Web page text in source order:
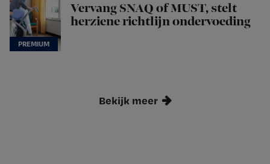
Vervang SNAQ of MUST, stelt
herziene richtlijn ondervoeding
Bekijk meer